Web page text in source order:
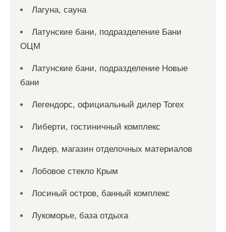
Лагуна, сауна
Латунские бани, подразделение Бани
ОЦМ
Латунские бани, подразделение Новые
бани
Легендорс, официальный дилер Torex
Либерти, гостиничный комплекс
Лидер, магазин отделочных материалов
Лобовое стекло Крым
Лосиный остров, банный комплекс
Лукоморье, база отдыха